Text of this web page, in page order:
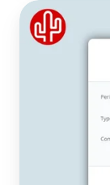
Stop
met